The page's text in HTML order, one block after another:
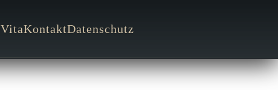
VitaKontaktDatenschutz